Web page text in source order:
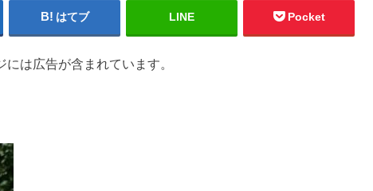
はてブ LINE Pocket
には広告が含まれています。